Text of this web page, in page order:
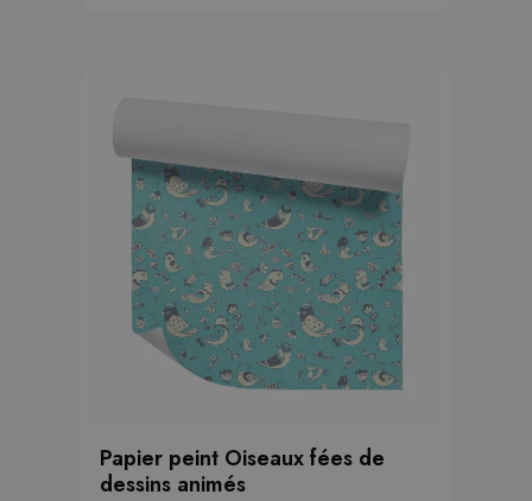
Papier peint Oiseaux fées de
dessins animés